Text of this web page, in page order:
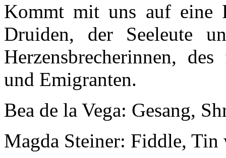
Kommt mit uns auf eine
Druiden, der Seeleute
Herzensbrecherinnen,
und Emigranten.
Bea de la Vega: Gesang,
Magda Steiner: Fiddle, Tin